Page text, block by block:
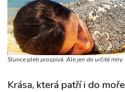
Slunce pleti prospívá. Ale jen do určité míry
Krása, která patří i do moře